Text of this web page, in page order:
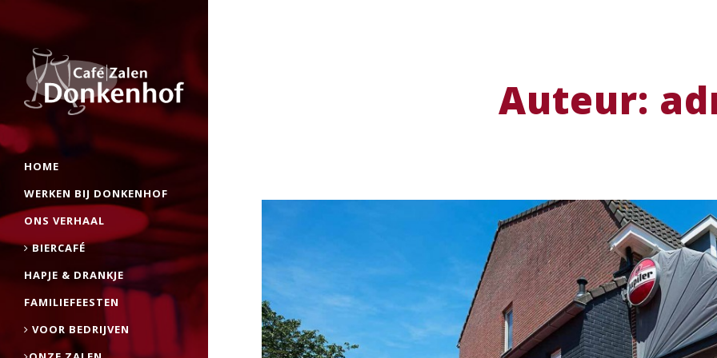
HOME
WERKEN BIJ DONKENHOF
ONS VERHAAL
BIERCAFÉ
HAPJE & DRANKJE
FAMILIEFEESTEN
VOOR BEDRIJVEN
Auteur: